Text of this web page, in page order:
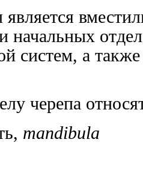
является
начальных
систем, а
черепа
mandibula